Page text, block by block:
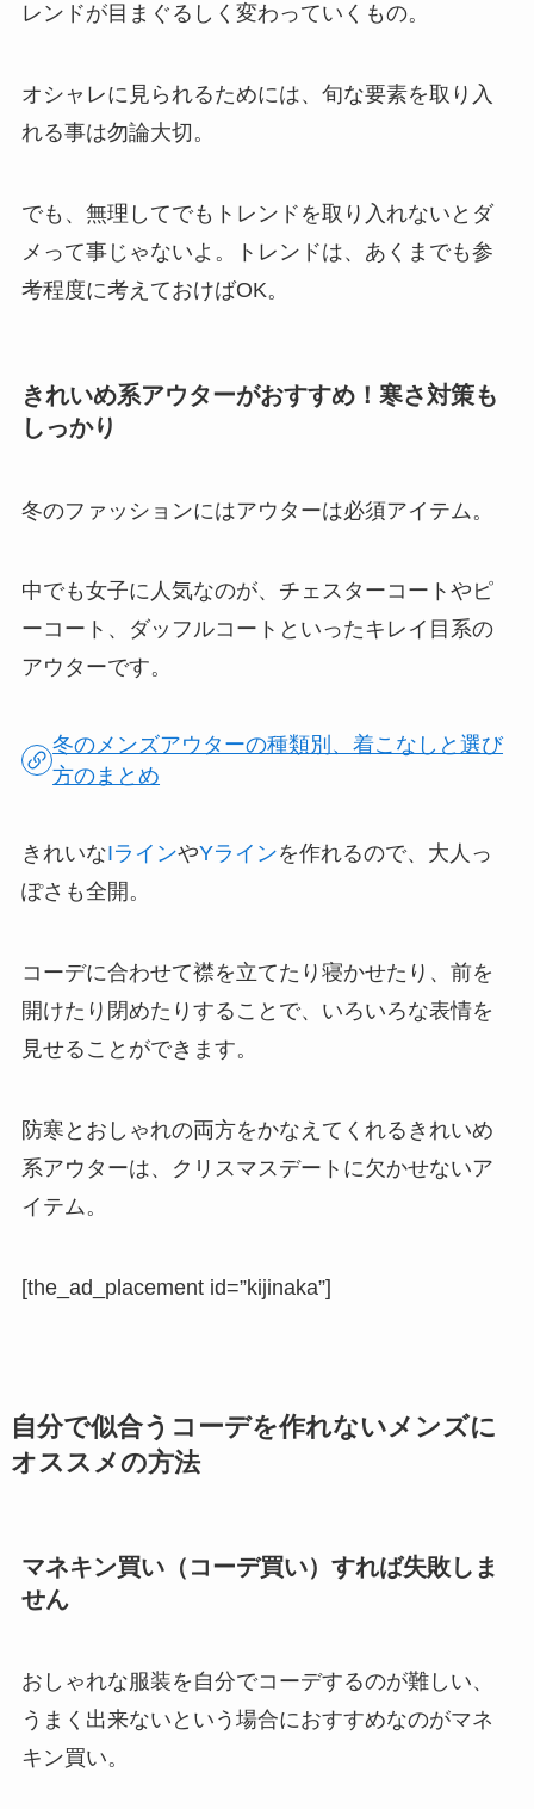
レンドが目まぐるしく変わっていくもの。
オシャレに見られるためには、旬な要素を取り入
れる事は勿論大切。
でも、無理してでもトレンドを取り入れないとダ
メって事じゃないよ。トレンドは、あくまでも参
考程度に考えておけばOK。
きれいめ系アウターがおすすめ！寒さ対策も
しっかり
冬のファッションにはアウターは必須アイテム。
中でも女子に人気なのが、チェスターコートやピ
ーコート、ダッフルコートといったキレイ目系の
アウターです。
冬のメンズアウターの種類別、着こなしと選び
方のまとめ
きれいなIラインやYラインを作れるので、大人っ
ぽさも全開。
コーデに合わせて襟を立てたり寝かせたり、前を
開けたり閉めたりすることで、いろいろな表情を
見せることができます。
防寒とおしゃれの両方をかなえてくれるきれいめ
系アウターは、クリスマスデートに欠かせないア
イテム。
[the_ad_placement id=”kijinaka”]
自分で似合うコーデを作れないメンズに
オススメの方法
マネキン買い（コーデ買い）すれば失敗しま
せん
おしゃれな服装を自分でコーデするのが難しい、
うまく出来ないという場合におすすめなのがマネ
キン買い。